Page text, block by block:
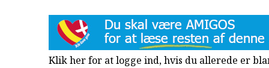
Klik her for at logge ind, hvis du allerede er